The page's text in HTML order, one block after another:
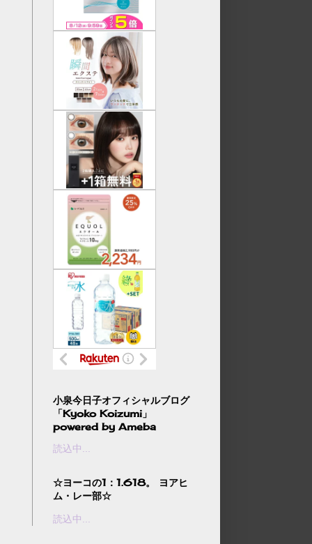
小泉今日子オフィシャルブログ
「Kyoko Koizumi」
powered by Ameba
読込中...
☆ヨーコの1：1.618。 ヨアヒ
ム・レー部☆
読込中...